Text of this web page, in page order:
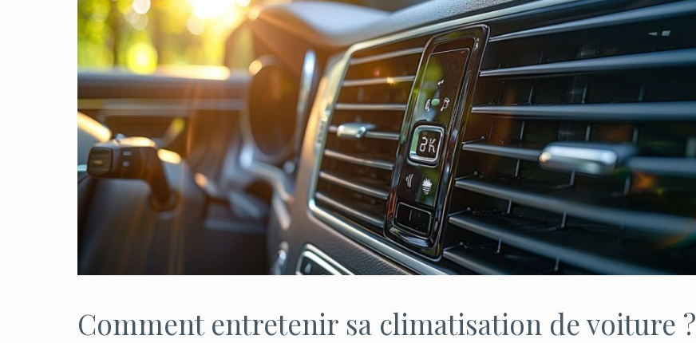
Comment entretenir sa climatisation de voiture ?